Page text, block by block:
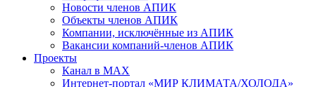
Новости членов АПИК
Объекты членов АПИК
Компании, исключённые из АПИК
Вакансии компаний-членов АПИК
Проекты
Канал в MAX
Интернет-портал «МИР КЛИМАТА/ХОЛОДА»